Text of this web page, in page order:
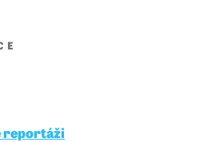
reportáži